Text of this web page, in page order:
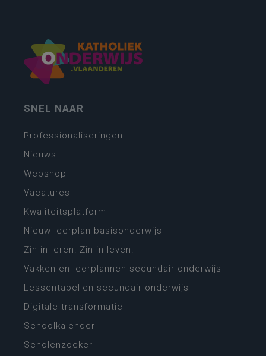
SNEL NAAR
Professionaliseringen
Nieuws
Webshop
Vacatures
Kwaliteitsplatform
Nieuw leerplan basisonderwijs
Zin in leren! Zin in leven!
Vakken en leerplannen secundair onderwijs
Lessentabellen secundair onderwijs
Digitale transformatie
Schoolkalender
Scholenzoeker